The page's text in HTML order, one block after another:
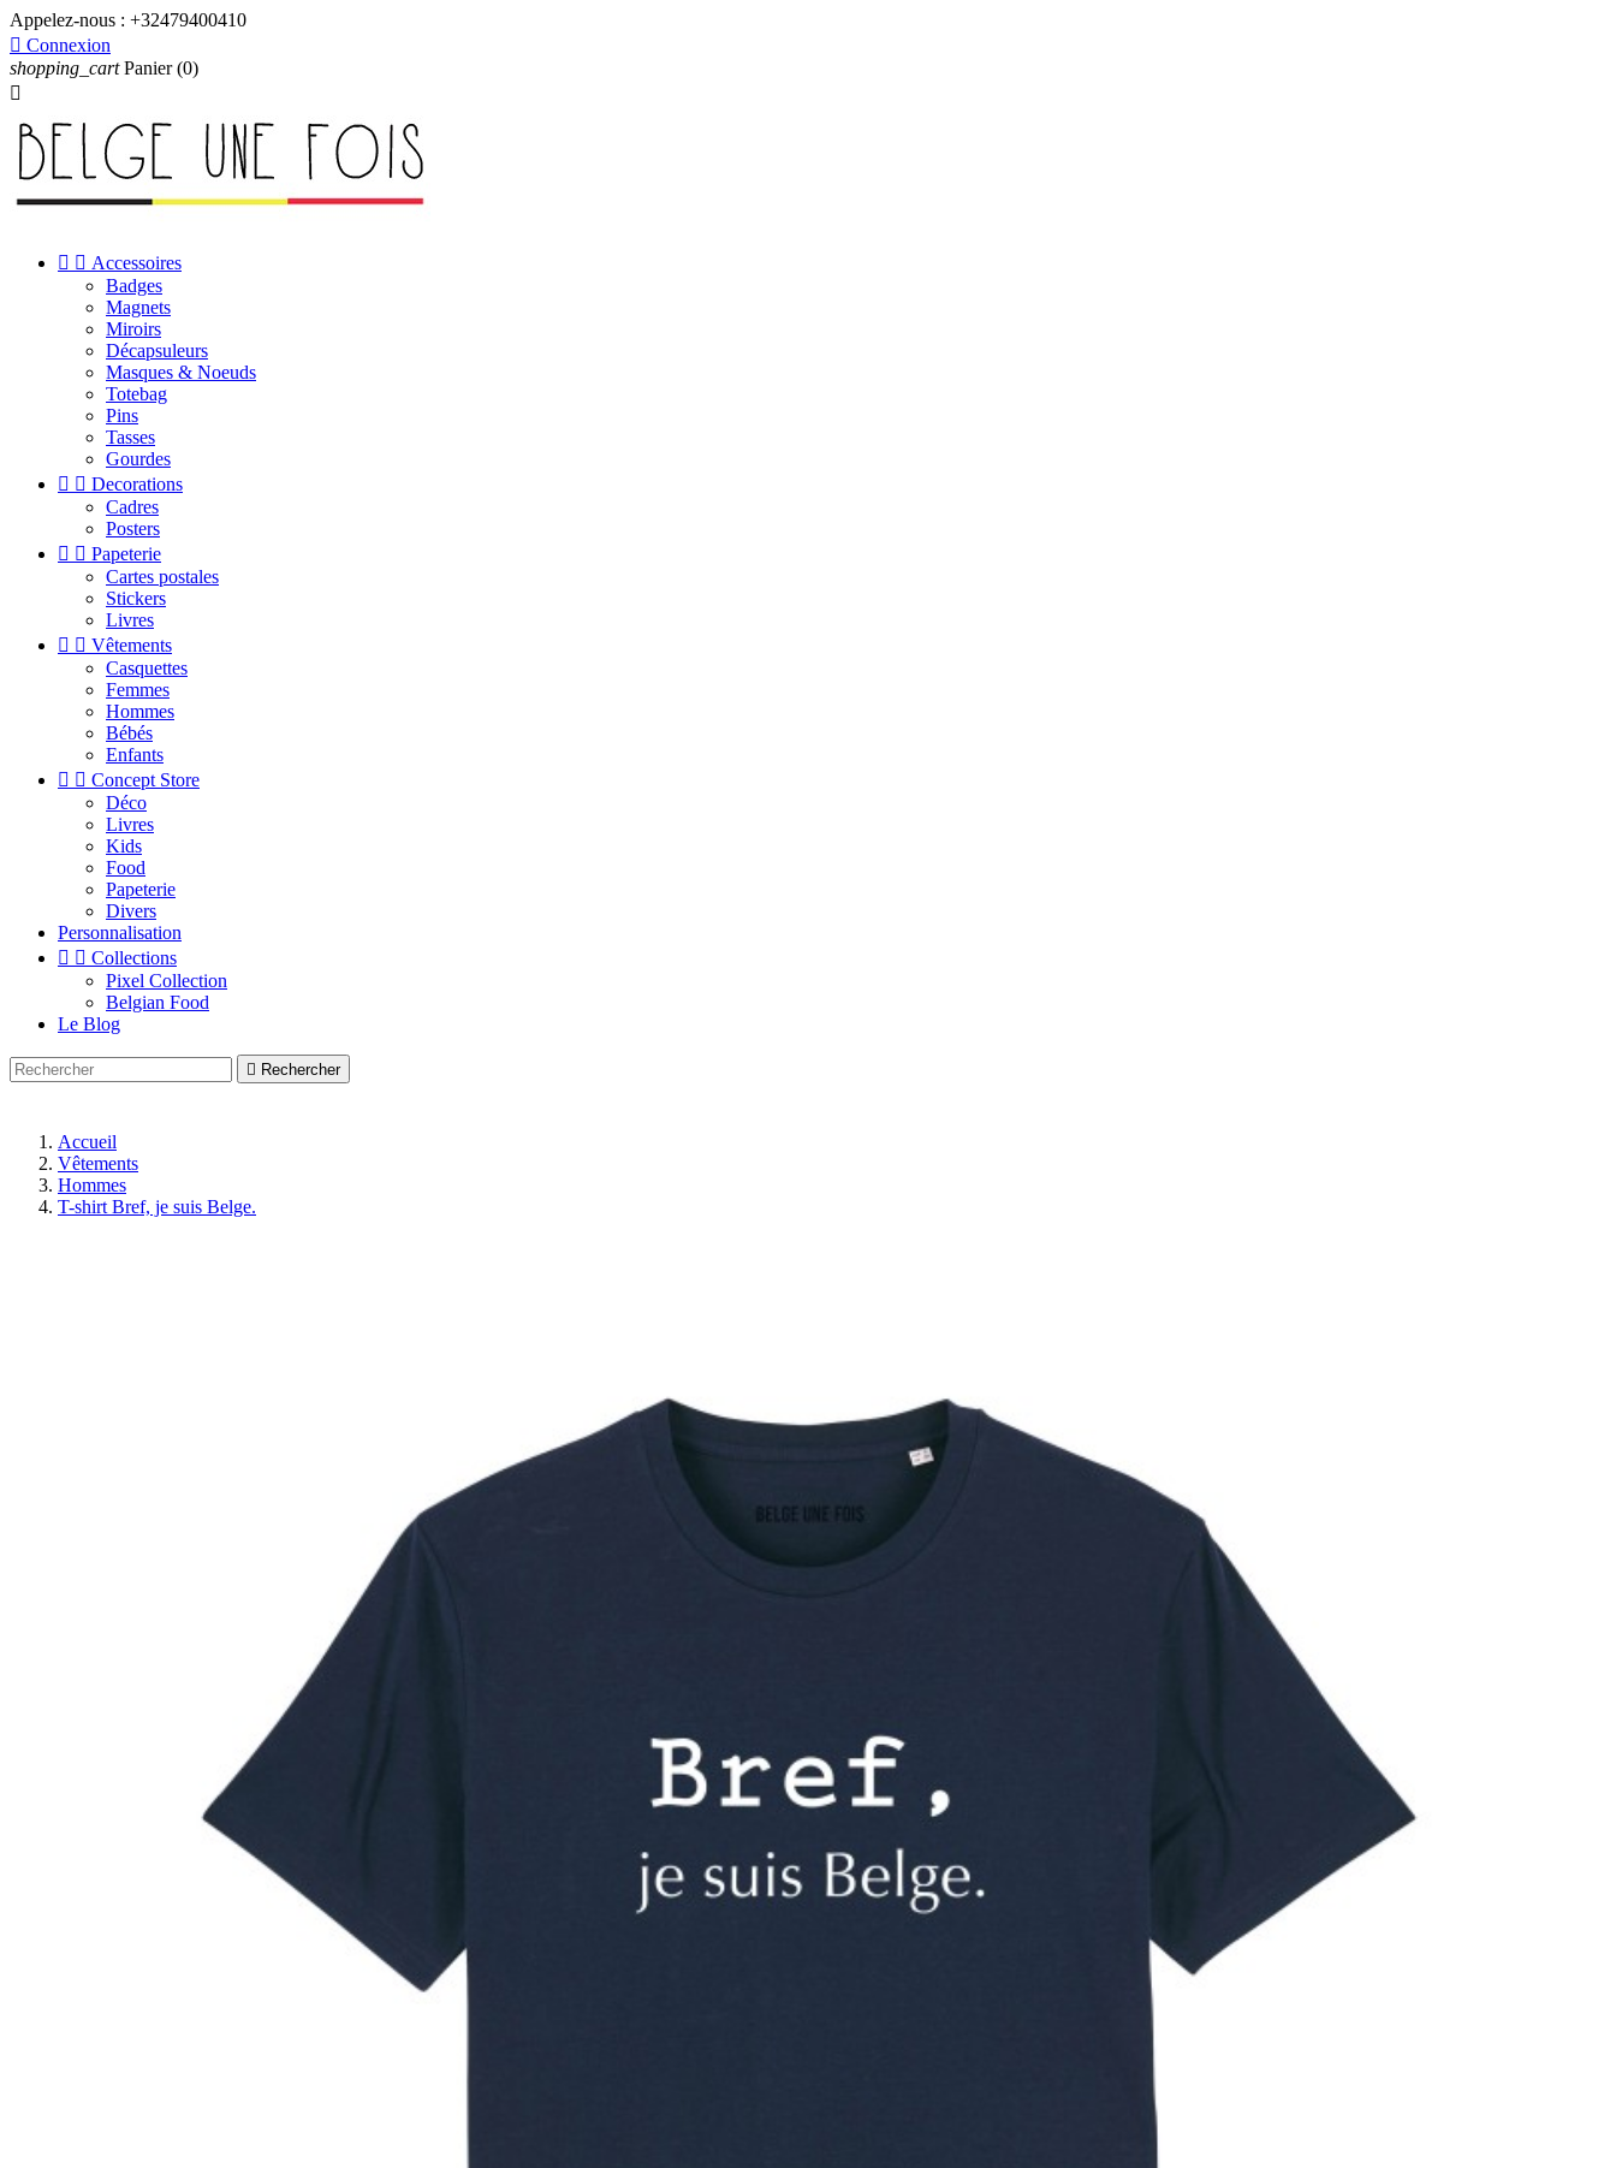
Appelez-nous : +32479400410
 Connexion
shopping_cart Panier (0)

  Accessoires
Badges
Magnets
Miroirs
Décapsuleurs
Masques & Noeuds
Totebag
Pins
Tasses
Gourdes
  Decorations
Cadres
Posters
  Papeterie
Cartes postales
Stickers
Livres
  Vêtements
Casquettes
Femmes
Hommes
Bébés
Enfants
  Concept Store
Déco
Livres
Kids
Food
Papeterie
Divers
Personnalisation
  Collections
Pixel Collection
Belgian Food
Le Blog
 Rechercher
Accueil
Vêtements
Hommes
T-shirt Bref, je suis Belge.